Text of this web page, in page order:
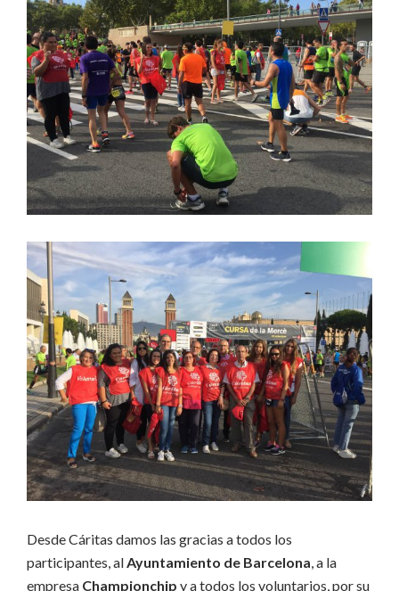
Desde Cáritas damos las gracias a todos los
participantes, alAyuntamiento de Barcelona, a la
empresa Championchip y a todos los voluntarios, por su